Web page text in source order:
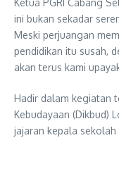
Ketua PGRI Cabang
ini bukan sekadar
Meski perjuangan
pendidikan itu susah,
akan terus kami
Hadir dalam kegiatan
Kebudayaan (Dikbud)
jajaran kepala